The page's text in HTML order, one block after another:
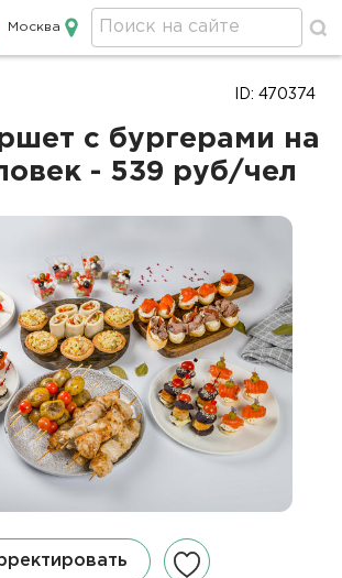
Кейтеринг в Москве
Москва
с бургерами на
- 539 руб/чел
ID: 470374